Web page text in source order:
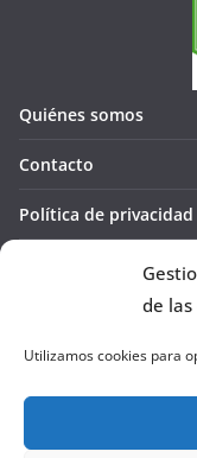
de las
Utilizamos cookies para
Quiénes somos
Contacto
Política de privacidad
Política de cookies (UE)